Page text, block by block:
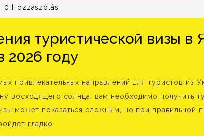
0 Hozzászólás
туристической визы в
2026 году
привлекательных направлений для туристов из
восходящего солнца, вам необходимо получить
может показаться сложным, но при правильной
гладко.